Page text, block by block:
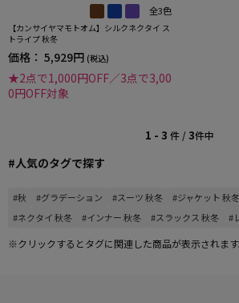
全3色
【カンサイヤマモトオム】シルクネクタイ ス
トライプ 秋冬
価格： 5,929円 (税込)
★2点で1,000円OFF／3点で3,00
0円OFF対象
1 - 3 件 /3件中
#人気のタグで探す
#秋 #グラデーション #スーツ 秋冬 #ジャケット 秋冬
#ネクタイ 秋冬
#インナー 秋冬 #スラックス 秋冬 #
※クリックするとタグに関連した商品が表示されます